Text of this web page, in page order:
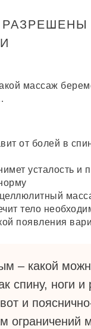
массаж
от болей в
усталость и
тело
появления
– какой
спину, ноги и
и
ограничений